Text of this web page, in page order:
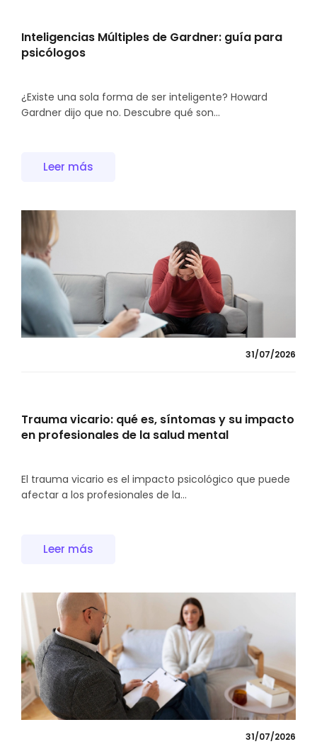
Inteligencias Múltiples de Gardner: guía para
psicólogos
¿Existe una sola forma de ser inteligente? Howard
Gardner dijo que no. Descubre qué son...
Leer más
31/07/2026
Trauma vicario: qué es, síntomas y su impacto
en profesionales de la salud mental
El trauma vicario es el impacto psicológico que puede
afectar a los profesionales de la...
Leer más
31/07/2026